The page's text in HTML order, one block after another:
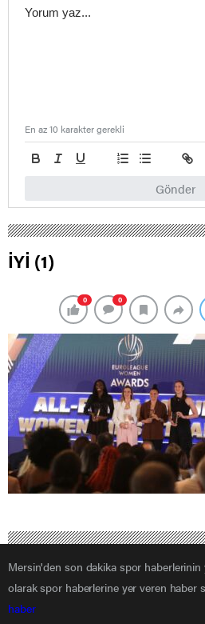
Gönder
En az 10 karakter gerekli
İYİ (1)
0 0
Mersin'den son dakika spor haberlerinin
olarak spor haberlerine yer veren haber
haber